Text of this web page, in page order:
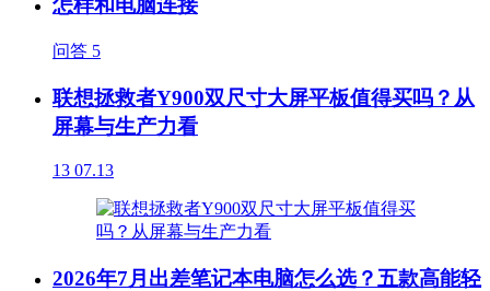
怎样和电脑连接
问答 5
联想拯救者Y900双尺寸大屏平板值得买吗？从
屏幕与生产力看
13 07.13
2026年7月出差笔记本电脑怎么选？五款高能轻